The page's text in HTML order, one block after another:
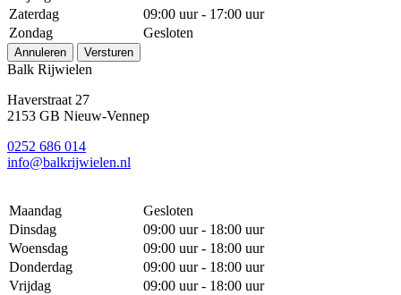
Zaterdag
09:00 uur - 17:00 uur
Zondag
Gesloten
Annuleren Versturen
Balk Rijwielen
Haverstraat 27
2153 GB Nieuw-Vennep
0252 686 014
info@balkrijwielen.nl
Maandag
Gesloten
Dinsdag
09:00 uur - 18:00 uur
Woensdag
09:00 uur - 18:00 uur
Donderdag
09:00 uur - 18:00 uur
Vrijdag
09:00 uur - 18:00 uur